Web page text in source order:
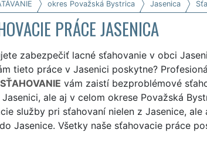
okres Považská Bystrica Jasenica
PRÁCE JASENICA
zabezpečiť lacné sťahovanie v obci
tieto práce v Jasenici poskytne?
vám zaistí bezproblémové
Jasenici, ale aj v celom okrese Považská
služby pri sťahovaní nielen z Jasenice,
Jasenice. Všetky naše sťahovacie práce